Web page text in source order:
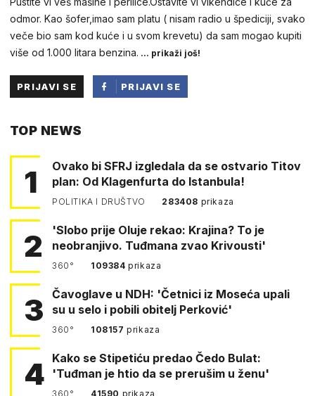
odmor. Kao šofer,imao sam platu ( nisam radio u špediciji, svako
veče bio sam kod kuće i u svom krevetu) da sam mogao kupiti
više od 1.000 litara benzina. ... prikaži još!
PRIJAVI SE
PRIJAVI SE
TOP NEWS
1
Ovako bi SFRJ izgledala da se ostvario Titov
plan: Od Klagenfurta do Istanbula!
POLITIKA I DRUŠTVO 283408 prikaza
2
'Slobo prije Oluje rekao: Krajina? To je
neobranjivo. Tuđmana zvao Krivousti'
360° 109384prikaza
3
Čavoglave u NDH: 'Četnici iz Moseća upali
su u selo i pobili obitelj Perković'
360° 108157prikaza
4 Kako se Stipetiću predao Čedo Bulat:
'Tuđman je htio da se prerušim u ženu'
360° 41590 prikaza